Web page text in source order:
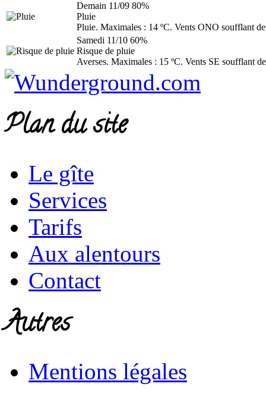
Demain 11/09 80%
Pluie
Pluie. Maximales : 14 ºC. Vents ONO soufflant
Samedi 11/10 60%
Risque de pluie
Averses. Maximales : 15 ºC. Vents SE soufflant
Plan du site
Le gîte
Services
Tarifs
Aux alentours
Contact
Autres
Mentions légales